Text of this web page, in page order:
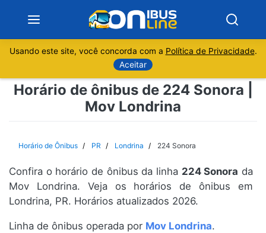
Sobre
Rio de Janeiro
Usando este site, você concorda com a Política de Privacidade.
Aceitar
Horário de ônibus de 224 Sonora |
Mov Londrina
Horário de Ônibus PR Londrina 224 Sonora
Confira o horário de ônibus da linha 224 Sonora da
Mov Londrina. Veja os horários de ônibus em
Londrina, PR. Horários atualizados 2026.
Linha de ônibus operada por Mov Londrina.